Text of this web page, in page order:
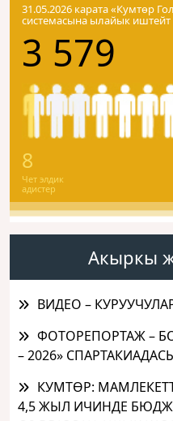
31.05.2026 карата «Кумтɵр
системасына ылайык иштейт
3 579
8
Чет элдик
адистер
Акыркы
ВИДЕО –
ФОТОРЕПОРТАЖ –
– 2026»
КУМТӨР:
4,5 ЖЫЛ ИЧИНДЕ